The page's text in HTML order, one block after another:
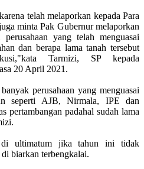
telah melaporkan kepada Para
minta Pak Gubernur melaporkan
yang telah menguasai
dan berapa lama tanah tersebut
Tarmizi, SP kepada
20 April 2021.
perusahaan yang menguasai
seperti AJB, Nirmala, IPE dan
pertambangan padahal sudah lama
ultimatum jika tahun ini tidak
biarkan terbengkalai.